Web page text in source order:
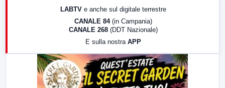
LabNews (replica)
LABTV e anche sul digitale terrestre
CANALE 84 (in Campania)
CANALE 268 (DDT Nazionale)
E sulla nostra APP